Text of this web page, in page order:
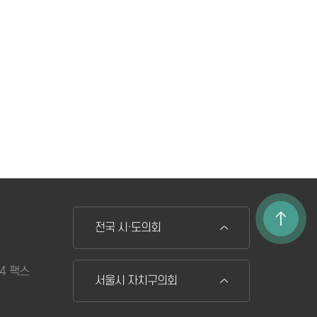
전국 시·도의회
서울시 자치구의회
팩스